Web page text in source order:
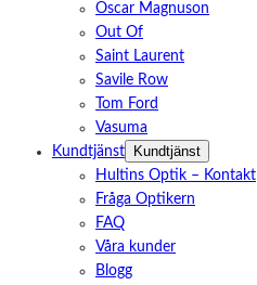
Oscar Magnuson
Out Of
Saint Laurent
Savile Row
Tom Ford
Vasuma
Kundtjänst
Kundtjänst
Hultins Optik – Kontakt
Fråga Optikern
FAQ
Våra kunder
Blogg